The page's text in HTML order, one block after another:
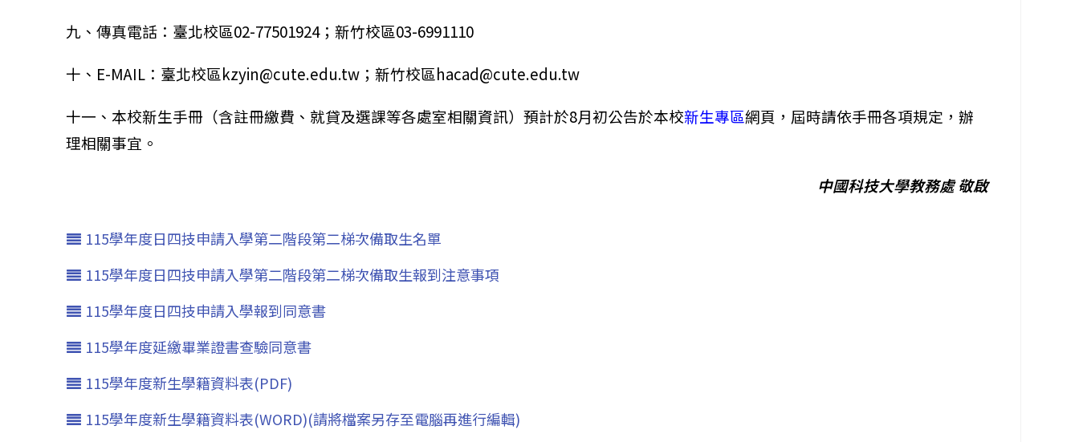
九、傳真電話：臺北校區02-77501924；新竹校區03-6991110
十、E-MAIL：臺北校區kzyin@cute.edu.tw；新竹校區hacad@cute.edu.tw
十一、本校新生手冊（含註冊繳費、就貸及選課等各處室相關資訊）預計於8月初公告於本校新生專區網頁，屆時請依手冊各項規定，辦
理相關事宜。
中國科技大學教務處 敬啟
115學年度日四技申請入學第二階段第二梯次備取生名單
115學年度日四技申請入學第二階段第二梯次備取生報到注意事項
115學年度日四技申請入學報到同意書
115學年度延繳畢業證書查驗同意書
115學年度新生學籍資料表(PDF)
115學年度新生學籍資料表(WORD)(請將檔案另存至電腦再進行編輯)